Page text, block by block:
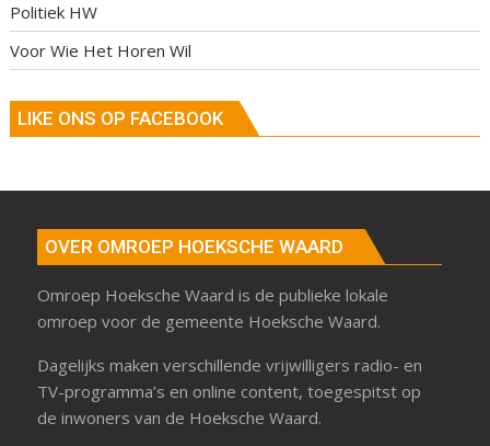
Politiek HW
Voor Wie Het Horen Wil
LIKE ONS OP FACEBOOK
OVER OMROEP HOEKSCHE WAARD
Omroep Hoeksche Waard is de publieke lokale
omroep voor de gemeente Hoeksche Waard.
Dagelijks maken verschillende vrijwilligers radio- en
TV-programma’s en online content, toegespitst op
de inwoners van de Hoeksche Waard.